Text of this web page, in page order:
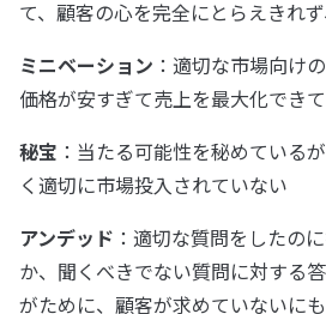
て、顧客の心を完全にとらえきれ
ミニベーション ：適切な市場向け
価格が安すぎて売上を最大化でき
秘宝 ：当たる可能性を秘めている
く適切に市場投入されていない
アンデッド ：適切な質問をしたの
か、聞くべきでない質問に対する
がために、顧客が求めていないに